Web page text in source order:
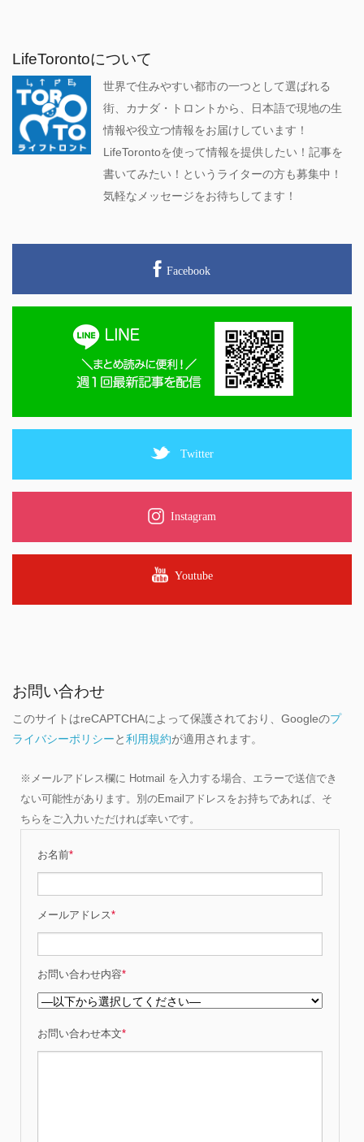
LifeTorontoについて
世界で住みやすい都市の一つとして選ばれる
街、カナダ・トロントから、日本語で現地の生
情報や役立つ情報をお届けしています！
LifeTorontoを使って情報を提供したい！記事を
書いてみたい！というライターの方も募集中！
気軽なメッセージをお待ちしてます！
Facebook
Twitter
Instagram
Youtube
お問い合わせ
このサイトはreCAPTCHAによって保護されており、Googleのプ
ライバシーポリシーと利用規約が適用されます。
※メールアドレス欄に Hotmail を入力する場合、エラーで送信でき
ない可能性があります。別のEmailアドレスをお持ちであれば、そ
ちらをご入力いただければ幸いです。
お名前*
メールアドレス*
お問い合わせ内容*
お問い合わせ本文*